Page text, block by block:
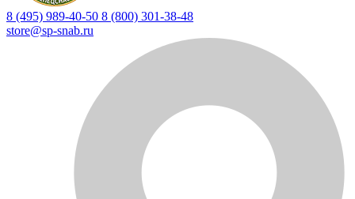
8 (495) 989-40-50 8 (800) 301-38-48
store@sp-snab.ru